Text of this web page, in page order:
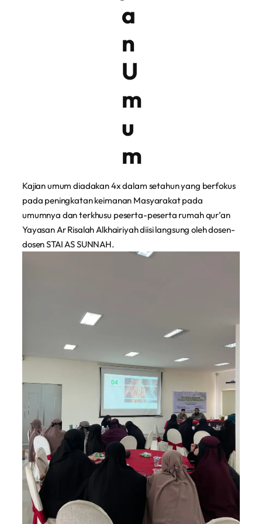
a
n
U
m
u
m
Kajian umum diadakan 4x dalam setahun yang berfokus
pada peningkatan keimanan Masyarakat pada
umumnya dan terkhusu peserta-peserta rumah qur’an
Yayasan Ar Risalah Alkhairiyah diisi langsung oleh dosen-
dosen STAI AS SUNNAH.